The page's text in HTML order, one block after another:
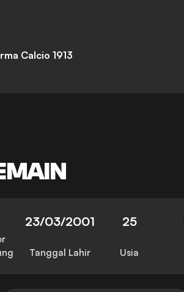
Calcio 1913
23/03/2001
Tanggal Lahir
25
Usia